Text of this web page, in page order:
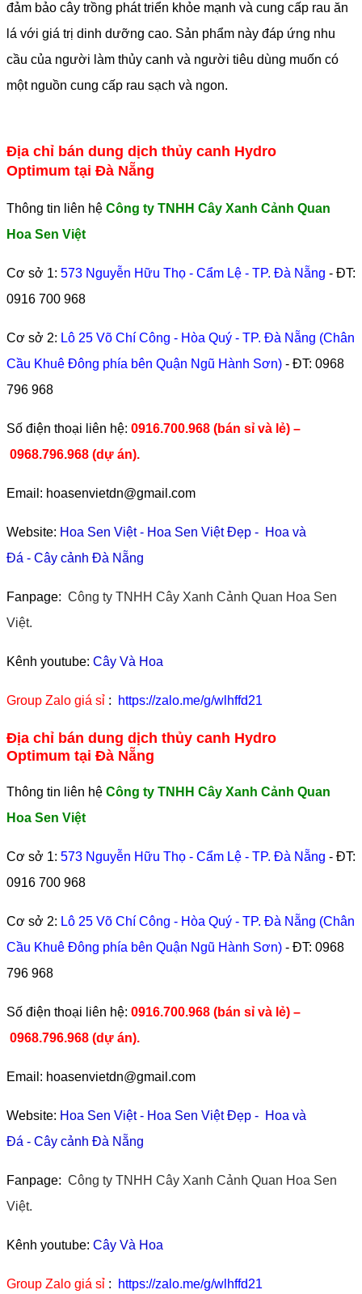
đảm bảo cây trồng phát triển khỏe mạnh và cung cấp rau ăn
lá với giá trị dinh dưỡng cao. Sản phẩm này đáp ứng nhu
cầu của người làm thủy canh và người tiêu dùng muốn có
một nguồn cung cấp rau sạch và ngon.
Địa chỉ bán dung dịch thủy canh Hydro
Optimum tại Đà Nẵng
Thông tin liên hệ Công ty TNHH Cây Xanh Cảnh Quan
Hoa Sen Việt
Cơ sở 1: 573 Nguyễn Hữu Thọ - Cẩm Lệ - TP. Đà Nẵng - ĐT:
0916 700 968
Cơ sở 2: Lô 25 Võ Chí Công - Hòa Quý - TP. Đà Nẵng (Chân
Cầu Khuê Đông phía bên Quận Ngũ Hành Sơn) - ĐT: 0968
796 968
​Số điện thoại liên hệ: 0916.700.968 (bán sỉ và lẻ) –
0968.796.968 (dự án).
Email: hoasenvietdn@gmail.com
Website: Hoa Sen Việt- Hoa Sen Việt Đẹp - Hoa và
Đá - Cây cảnh Đà Nẵng
Fanpage: Công ty TNHH Cây Xanh Cảnh Quan Hoa Sen
Việt.
Kênh youtube: Cây Và Hoa
Group Zalo giá sỉ : https://zalo.me/g/wlhffd21
Địa chỉ bán dung dịch thủy canh Hydro
Optimum tại Đà Nẵng
Thông tin liên hệ Công ty TNHH Cây Xanh Cảnh Quan
Hoa Sen Việt
Cơ sở 1: 573 Nguyễn Hữu Thọ - Cẩm Lệ - TP. Đà Nẵng - ĐT:
0916 700 968
Cơ sở 2: Lô 25 Võ Chí Công - Hòa Quý - TP. Đà Nẵng (Chân
Cầu Khuê Đông phía bên Quận Ngũ Hành Sơn) - ĐT: 0968
796 968
​Số điện thoại liên hệ: 0916.700.968 (bán sỉ và lẻ) –
0968.796.968 (dự án).
Email: hoasenvietdn@gmail.com
Website: Hoa Sen Việt- Hoa Sen Việt Đẹp - Hoa và
Đá - Cây cảnh Đà Nẵng
Fanpage: Công ty TNHH Cây Xanh Cảnh Quan Hoa Sen
Việt.
Kênh youtube: Cây Và Hoa
Group Zalo giá sỉ : https://zalo.me/g/wlhffd21